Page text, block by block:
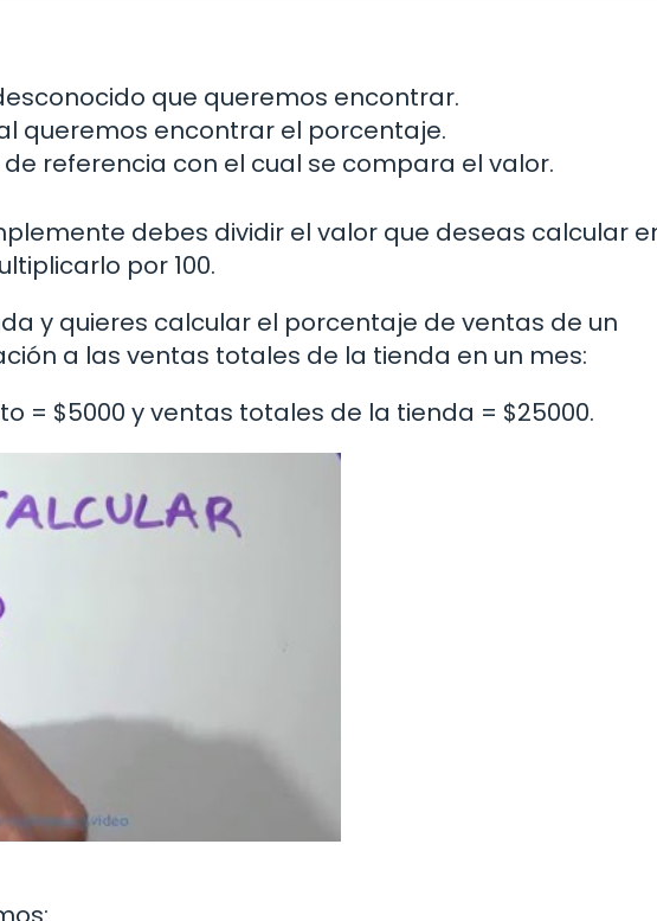
que queremos encontrar.
queremos encontrar el porcentaje.
referencia con el cual se compara el valor.
debes dividir el valor que deseas calcular
por 100.
y quieres calcular el porcentaje de ventas de un
a las ventas totales de la tienda en un mes:
= $5000 y ventas totales de la tienda = $25000.